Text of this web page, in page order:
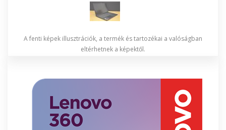
A fenti képek illusztrációk, a termék és tartozékai a valóságban
eltérhetnek a képektől.